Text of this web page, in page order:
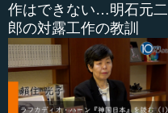
作はできない…明石元二
郎の対露工作の教訓